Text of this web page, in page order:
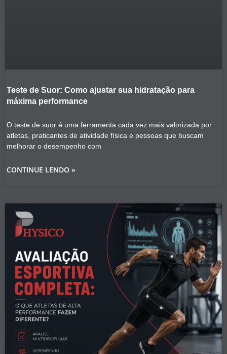
Teste de Suor: Como ajustar sua hidratação para
máxima performance
O teste de suor é uma ferramenta cada vez mais valorizada por
atletas, praticantes de atividade física e pessoas que buscam
melhorar o desempenho com
CONTINUE LENDO »